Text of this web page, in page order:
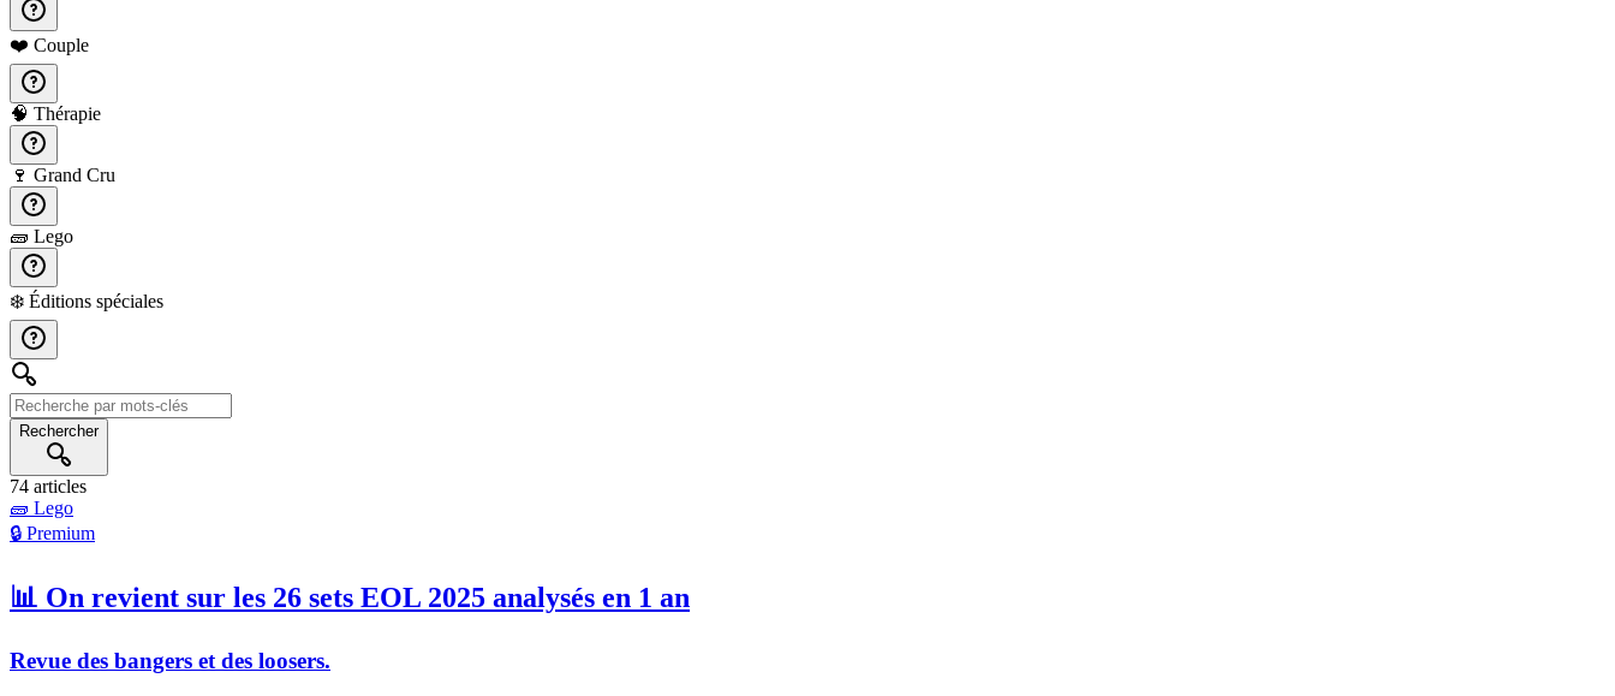
❤️ Couple
🧠 Thérapie
🍷 Grand Cru
🧱 Lego
❄️ Éditions spéciales
Rechercher
74 articles
🧱 Lego
🔒 Premium
📊 On revient sur les 26 sets EOL 2025 analysés en 1 an
Revue des bangers et des loosers.